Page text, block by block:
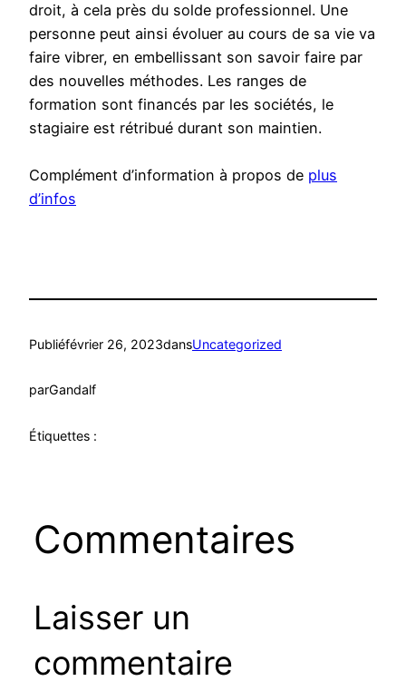
droit, à cela près du solde professionnel. Une
personne peut ainsi évoluer au cours de sa vie va
faire vibrer, en embellissant son savoir faire par
des nouvelles méthodes. Les ranges de
formation sont financés par les sociétés, le
stagiaire est rétribué durant son maintien.
Complément d’information à propos de plus
d’infos
Publiéfévrier 26, 2023dansUncategorized
parGandalf
Étiquettes :
Commentaires
Laisser un
commentaire